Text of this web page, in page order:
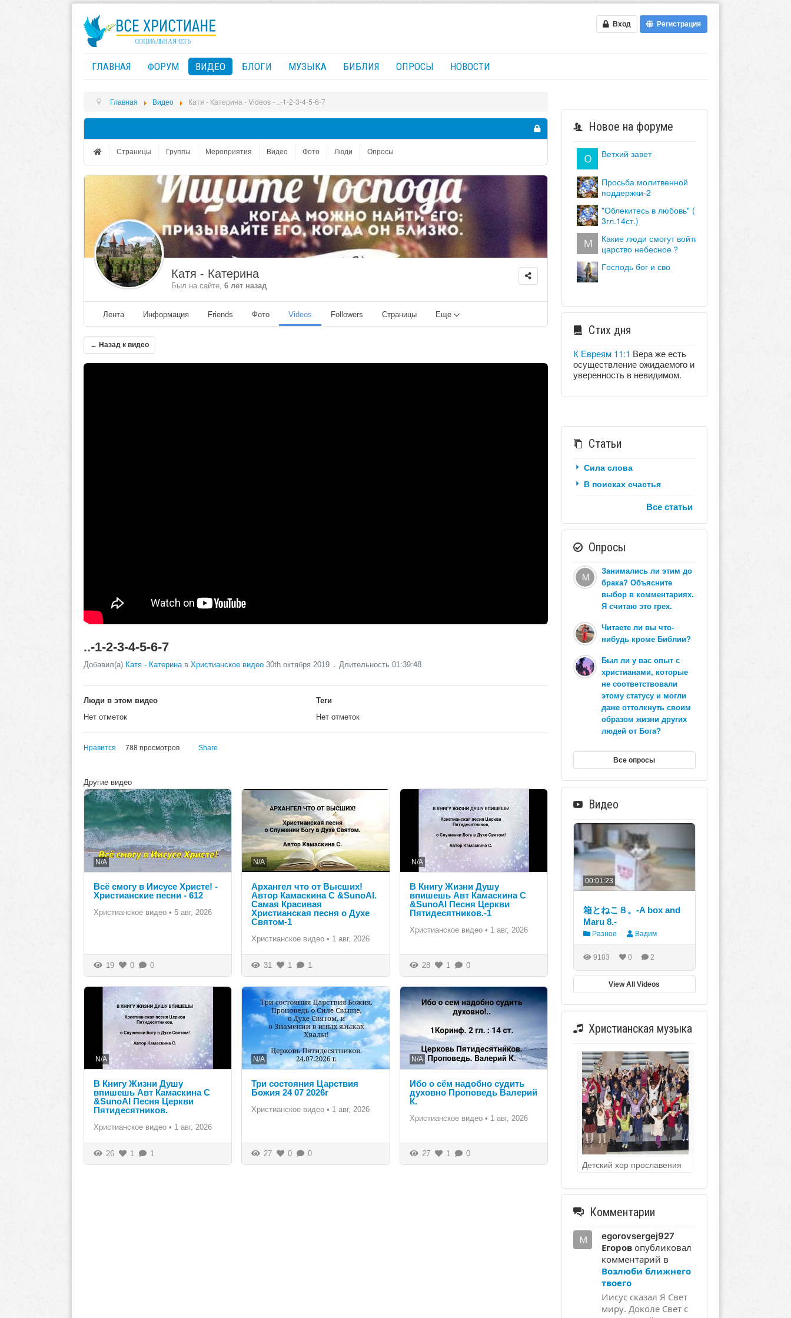
Вход Регистрация
ГЛАВНАЯ ФОРУМ ВИДЕО БЛОГИ МУЗЫКА БИБЛИЯ ОПРОСЫ НОВОСТИ
Главная Видео Катя - Катерина - Videos - ..-1-2-3-4-5-6-7
Страницы Группы Мероприятия Видео Фото Люди Опросы
Катя - Катерина
Был на сайте, 6 лет назад
Лента Информация Friends Фото Videos Followers Страницы Еще
← Назад к видео
..-1-2-3-4-5-6-7
Добавил(а) Катя - Катерина в Христианское видео 30th октября 2019 Длительность 01:39:48
Люди в этом видео
Нет отметок
Теги
Нет отметок
Нравится 788 просмотров Share
Другие видео
N/A
Всё смогу в Иисусе Христе! -
Христианские песни - 612
Христианское видео • 5 авг, 2026
19 0 0
N/A
Архангел что от Высших!
Автор Камаскина С &SunoAI.
Самая Красивая
Христианская песня о Духе
Святом-1
Христианское видео • 1 авг, 2026
31 1 1
N/A
В Книгу Жизни Душу
впишешь Авт Камаскина С
&SunoAI Песня Церкви
Пятидесятников.-1
Христианское видео • 1 авг, 2026
28 1 0
N/A
В Книгу Жизни Душу
впишешь Авт Камаскина С
&SunoAI Песня Церкви
Пятидесятников.
Христианское видео • 1 авг, 2026
26 1 1
N/A
Три состояния Царствия
Божия 24 07 2026г
Христианское видео • 1 авг, 2026
27 0 0
N/A
Ибо о сём надобно судить
духовно Проповедь Валерий
К.
Христианское видео • 1 авг, 2026
27 1 0
Новое на форуме
ветхий завет
просьба молитвенной
поддержки-2
"облекитесь в любовь" (кол.
3гл.14ст.)
какие люди смогут войти в
царство небесное？
господь бог и сво
Стих дня
К Евреям 11:1 Вера же есть
осуществление ожидаемого и
уверенность в невидимом.
Статьи
Сила слова
В поисках счастья
Все статьи
Опросы
Занимались ли этим до
брака? Объясните
выбор в комментариях.
Я считаю это грех.
Читаете ли вы что-
нибудь кроме Библии?
Был ли у вас опыт с
христианами, которые
не соответствовали
этому статусу и могли
даже оттолкнуть своим
образом жизни других
людей от Бога?
Все опросы
Видео
00:01:23
箱とねこ８。-A box and
Maru 8.-
Разное Вадим
9183 0 2
View All Videos
Христианская музыка
Детский хор прославения
Комментарии
egorovsergej927
Егоровопубликовал
комментарий в
Возлюби ближнего
твоего
Иисус сказал Я Свет
миру. Доколе Свет с